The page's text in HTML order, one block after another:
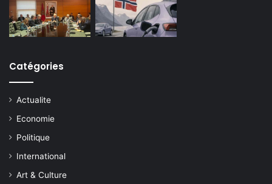
Catégories
Actualite
Economie
Politique
International
Art & Culture